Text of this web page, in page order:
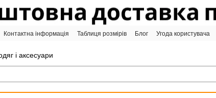
Контактна інформація Таблиця розмірів Блог Угода користувача
і аксесуари